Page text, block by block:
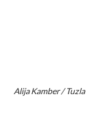
Alija Kamber / Tuzla